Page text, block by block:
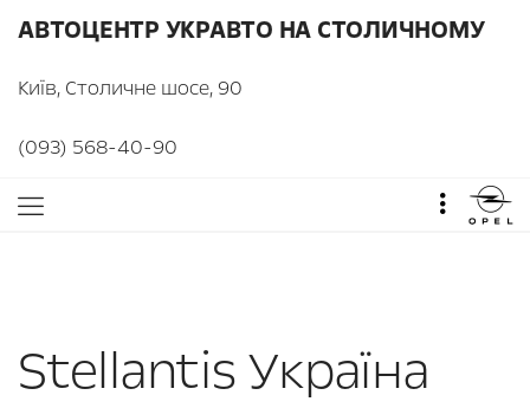
АВТОЦЕНТР УКРАВТО НА СТОЛИЧНОМУ
Київ, Столичне шосе, 90
(093) 568-40-90
Stellantis Україна